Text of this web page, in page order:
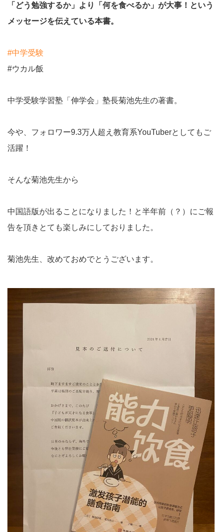
「どう勉強するか」より「何を食べるか」が大事！という
メッセージを伝えている本書。
#中学受験
#ウカル飯
中学受験学習塾「伸学会」塾長菊池先生の著書。
今や、フォロワー9.3万人超え教育系YouTuberとしてもご
活躍！
そんな菊池先生から
中国語版が出ることになりました！と半年前（？）にご報
告を頂きとても楽しみにしておりました。
菊池先生、改めておめでとうございます。